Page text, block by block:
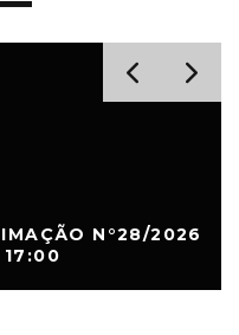
N°28/2026
17:00